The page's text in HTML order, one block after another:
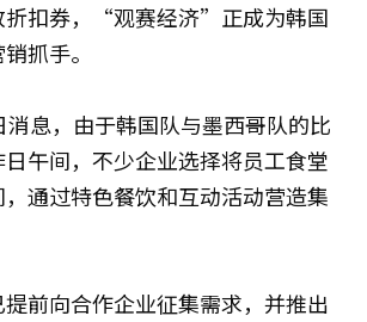
折扣券，“观赛经济”正成为韩国
抓手。
息，由于韩国队与墨西哥队的比
午间，不少企业选择将员工食堂
通过特色餐饮和互动活动营造集
前向合作企业征集需求，并推出